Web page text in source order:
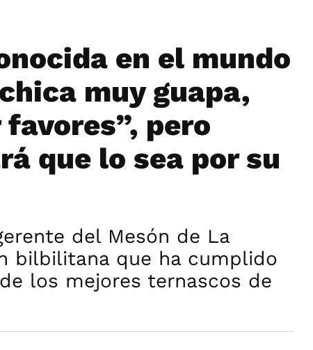
en el mundo
muy guapa,
pero
que lo sea por su
del Mesón de La
bilbilitana que ha cumplido
los mejores ternascos de